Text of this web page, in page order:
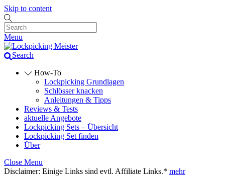
Skip to content
Menu
Search
How-To
Lockpicking Grundlagen
Schlösser knacken
Anleitungen & Tipps
Reviews & Tests
aktuelle Angebote
Lockpicking Sets – Übersicht
Lockpicking Set finden
Über
Close Menu
Disclaimer: Einige Links sind evtl. Affiliate Links.* mehr